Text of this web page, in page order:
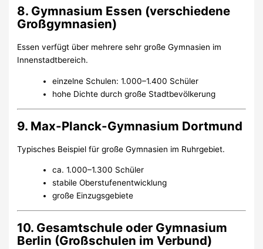
8. Gymnasium Essen (verschiedene
Großgymnasien)
Essen verfügt über mehrere sehr große Gymnasien im
Innenstadtbereich.
einzelne Schulen: 1.000–1.400 Schüler
hohe Dichte durch große Stadtbevölkerung
9. Max-Planck-Gymnasium Dortmund
Typisches Beispiel für große Gymnasien im Ruhrgebiet.
ca. 1.000–1.300 Schüler
stabile Oberstufenentwicklung
große Einzugsgebiete
10. Gesamtschule oder Gymnasium
Berlin (Großschulen im Verbund)